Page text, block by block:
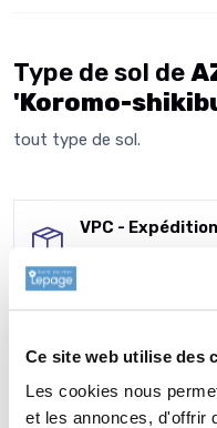
Ce site web utilise des
Les cookies nous
et les annonces, d'offrir
Type de sol de
'Koromo-
tout type de sol.
VPC - Expédition
Contactez-nous
Nous demeurons
à votre